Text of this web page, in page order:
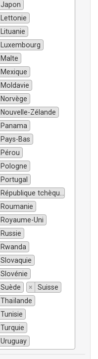
Japon
Lettonie
Lituanie
Luxembourg
Malte
Mexique
Moldavie
Norvège
Nouvelle-Zélande
Panama
Pays-Bas
Pérou
Pologne
Portugal
République tchèque
Roumanie
Royaume-Uni
Russie
Rwanda
Slovaquie
Slovénie
Suède ×
Suisse
Thaïlande
Tunisie
Turquie
Uruguay